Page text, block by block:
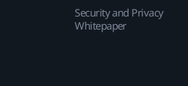
Security and Privacy
Whitepaper